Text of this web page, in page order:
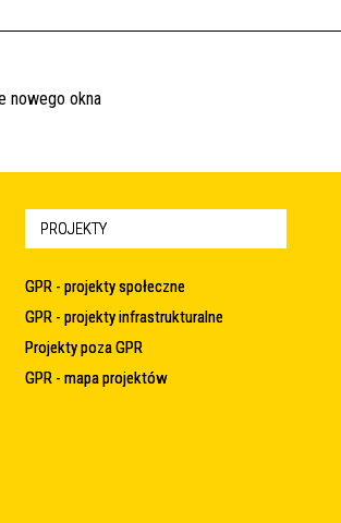
PROJEKTY
GPR - projekty społeczne
GPR - projekty infrastrukturalne
Projekty poza GPR
GPR - mapa projektów